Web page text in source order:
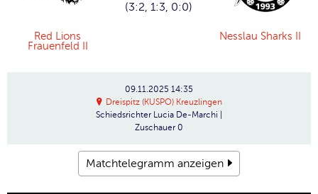
Red Lions
Frauenfeld II
(3:2, 1:3, 0:0)
Nesslau Sharks II
09.11.2025 14:35
Dreispitz (KUSPO) Kreuzlingen
Schiedsrichter Lucia De-Marchi |
Zuschauer 0
Matchtelegramm anzeigen